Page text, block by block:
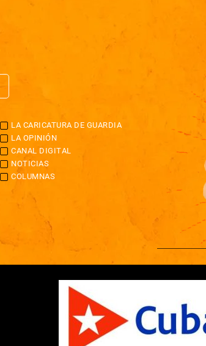
LA CARICATURA DE GUARDIA
LA OPINIÓN
CANAL DIGITAL
NOTICIAS
COLUMNAS